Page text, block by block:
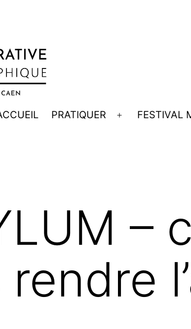
PRATIQUER
Ouvrir
FESTIVAL
–
rendre